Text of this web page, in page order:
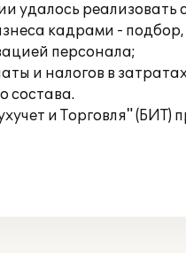
удалось
кадрами -
персонала;
и налогов в
состава.
и Торговля"